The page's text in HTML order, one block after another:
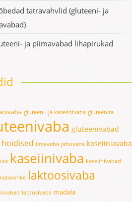
tatravahvlid (gluteeni- ja
ja piimavabad lihapirukad
gluteeni- ja kaseiinivaba gluteenita
gluteenivabad
hoidised iimavaba jahuvaba kaseiiniavaba
kaseiinivaba kaseiinivabad
laktoosivaba
latoosivaba madala